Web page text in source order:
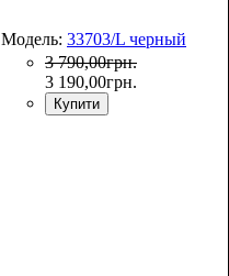
Модель: 33703/L черный
3 790,00грн.
3 190,00грн.
Купити